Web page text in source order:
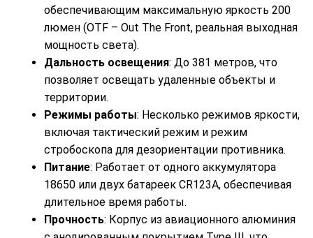
обеспечивающим максимальную яркость 200
люмен (OTF – Out The Front, реальная выходная
мощность света).
Дальность освещения: До 381 метров, что
позволяет освещать удаленные объекты и
территории.
Режимы работы: Несколько режимов яркости,
включая тактический режим и режим
стробоскопа для дезориентации противника.
Питание: Работает от одного аккумулятора
18650 или двух батареек CR123A, обеспечивая
длительное время работы.
Прочность: Корпус из авиационного алюминия